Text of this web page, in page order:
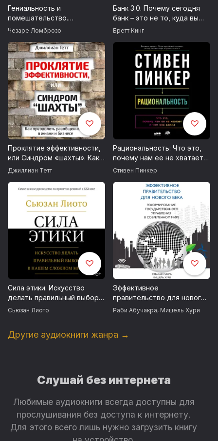
Гениальность и
помешательство.
Параллель между великими
Чезаре Ломброзо
Банк 3.0. Почему сегодня
банк – это не то, куда вы
ходите, а то, что вы
Бретт Кинг
Проклятие эффективности,
или Синдром «шахты». Как
преодолеть
бизнесе
Джиллиан Тетт
Рациональность: Что это,
почему нам ее не хватает и
чем она важна
Стивен Пинкер
Сила этики. Искусство
делать правильный выбор в
нашем сложном мире
Сьюзан Лиото
Эффективное
правительство для нового
века
Раби Абучакра, Мишель Хури
Другие аудиокниги жанра →
Слушай без интернета
Любимые аудиокниги всегда доступны для
прослушивания без доступа к интернету.
Для этого всего лишь нужно загрузить книгу